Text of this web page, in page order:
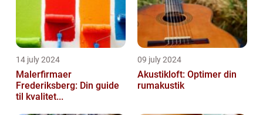
14 july 2024
Malerfirmaer
Frederiksberg: Din guide
til kvalitet...
09 july 2024
Akustikloft: Optimer din
rumakustik